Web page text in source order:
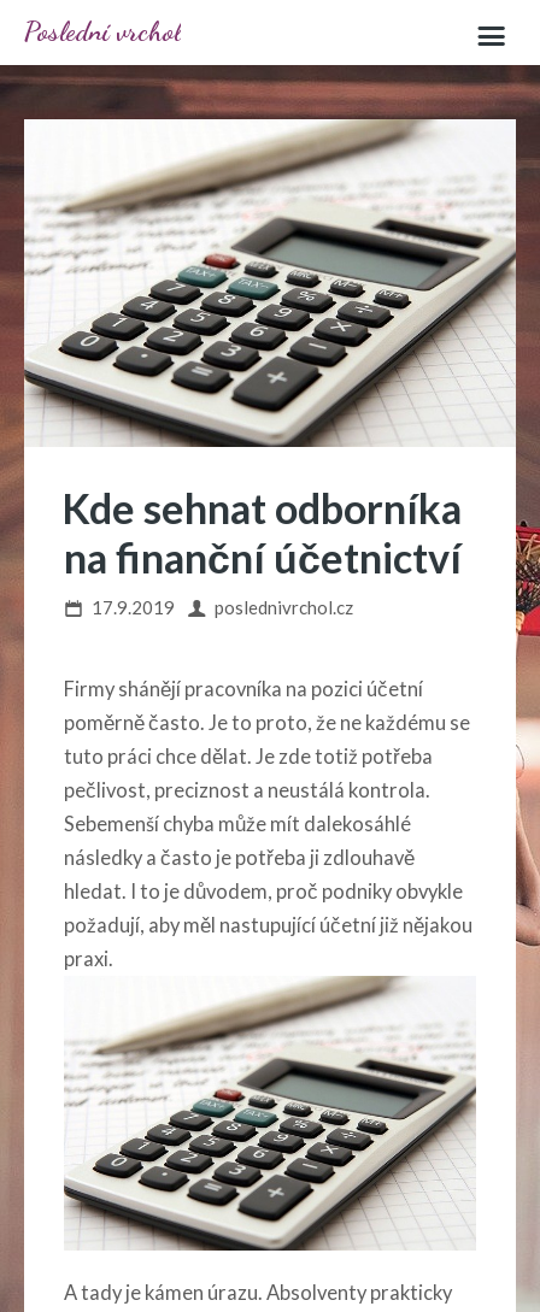
Poslední vrchol
Kde sehnat odborníka
na finanční účetnictví
17.9.2019 poslednivrchol.cz
Firmy shánějí pracovníka na pozici účetní
poměrně často. Je to proto, že ne každému se
tuto práci chce dělat. Je zde totiž potřeba
pečlivost, preciznost a neustálá kontrola.
Sebemenší chyba může mít dalekosáhlé
následky a často je potřeba ji zdlouhavě
hledat. I to je důvodem, proč podniky obvykle
požadují, aby měl nastupující účetní již nějakou
praxi.
A tady je kámen úrazu. Absolventy prakticky